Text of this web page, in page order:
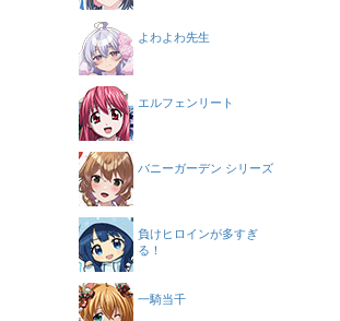
よわよわ先生
エルフェンリート
バニーガーデン シリーズ
負けヒロインが多すぎ
る！
一騎当千